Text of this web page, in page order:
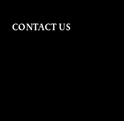
CONTACT US